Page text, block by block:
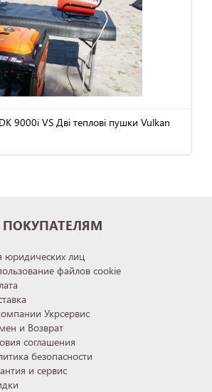
9000i VS Дві теплові пушки Vulkan
ПОКУПАТЕЛЯМ
юридических лиц
файлов cookie
Укрсервис
и Возврат
соглашения
безопасности
и сервис